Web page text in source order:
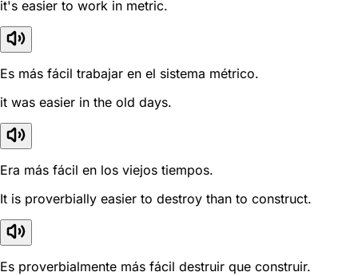
it's easier to work in metric.
Es más fácil trabajar en el sistema métrico.
it was easier in the old days.
Era más fácil en los viejos tiempos.
It is proverbially easier to destroy than to construct.
Es proverbialmente más fácil destruir que construir.